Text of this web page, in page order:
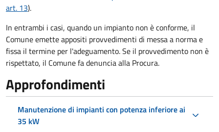
art. 13).
In entrambi i casi, quando un impianto non è conforme, il
Comune emette appositi provvedimenti di messa a norma e
fissa il termine per l'adeguamento. Se il provvedimento non è
rispettato, il Comune fa denuncia alla Procura.
Approfondimenti
Manutenzione di impianti con potenza inferiore ai
35 kW